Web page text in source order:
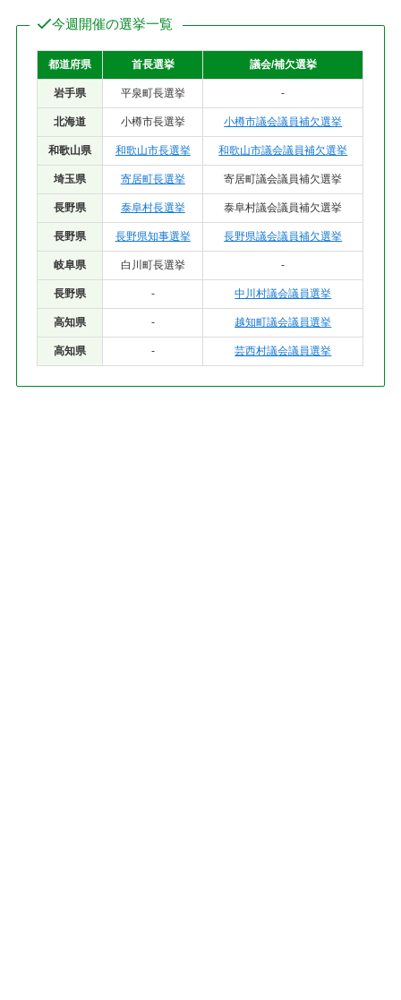
今週開催の選挙一覧
都道府県 首長選挙 議会/補欠選挙
岩手県 平泉町長選挙 -
北海道 小樽市長選挙 小樽市議会議員補欠選挙
和歌山県 和歌山市長選挙 和歌山市議会議員補欠選挙
埼玉県 寄居町長選挙 寄居町議会議員補欠選挙
長野県 泰阜村長選挙 泰阜村議会議員補欠選挙
長野県 長野県知事選挙 長野県議会議員補欠選挙
岐阜県 白川町長選挙 -
長野県 - 中川村議会議員選挙
高知県 - 越知町議会議員選挙
高知県 - 芸西村議会議員選挙